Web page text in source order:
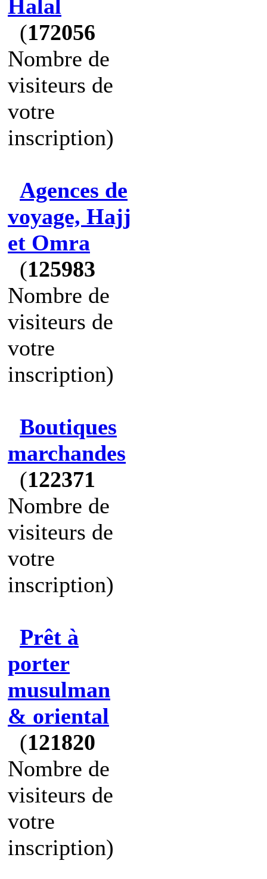
Halal
(172056
Nombre de
visiteurs de
votre
inscription)
Agences de
voyage, Hajj
et Omra
(125983
Nombre de
visiteurs de
votre
inscription)
Boutiques
marchandes
(122371
Nombre de
visiteurs de
votre
inscription)
Prêt à
porter
musulman
& oriental
(121820
Nombre de
visiteurs de
votre
inscription)